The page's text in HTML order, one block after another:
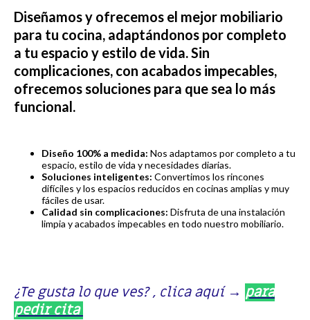
Diseñamos y ofrecemos el mejor mobiliario
para tu cocina, adaptándonos por completo
a tu espacio y estilo de vida. Sin
complicaciones, con acabados impecables,
ofrecemos soluciones para que sea lo más
funcional.
Diseño 100% a medida: Nos adaptamos por completo a tu
espacio, estilo de vida y necesidades diarias.
Soluciones inteligentes: Convertimos los rincones
difíciles y los espacios reducidos en cocinas amplias y muy
fáciles de usar.
Calidad sin complicaciones: Disfruta de una instalación
limpia y acabados impecables en todo nuestro mobiliario.
¿Te gusta lo que ves? , clica aquí → para
pedir cita